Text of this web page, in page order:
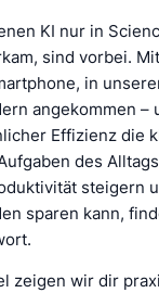
KI nur in
sind vorbei.
in
angekommen –
Effizienz die
des
steigern
sparen kann,
zeigen wir dir